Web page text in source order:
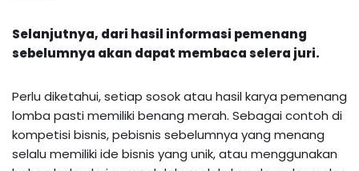
Selanjutnya, dari hasil informasi pemenang
sebelumnya akan dapat membaca selera juri.
Perlu diketahui, setiap sosok atau hasil karya pemenang
lomba pasti memiliki benang merah. Sebagai contoh di
kompetisi bisnis, pebisnis sebelumnya yang menang
selalu memiliki ide bisnis yang unik, atau menggunakan